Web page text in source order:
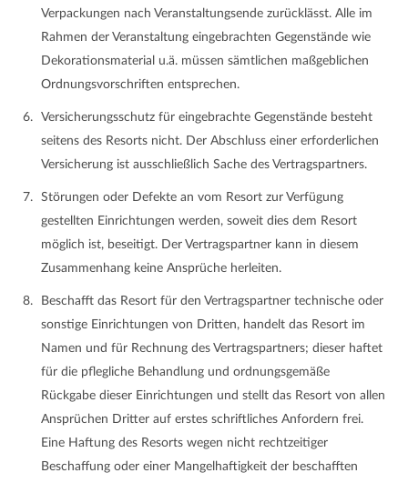
Verpackungen nach Veranstaltungsende zurücklässt. Alle im
Rahmen der Veranstaltung eingebrachten Gegenstände wie
Dekorationsmaterial u.ä. müssen sämtlichen maßgeblichen
Ordnungsvorschriften entsprechen.
Versicherungsschutz für eingebrachte Gegenstände besteht
seitens des Resorts nicht. Der Abschluss einer erforderlichen
Versicherung ist ausschließlich Sache des Vertragspartners.
Störungen oder Defekte an vom Resort zur Verfügung
gestellten Einrichtungen werden, soweit dies dem Resort
möglich ist, beseitigt. Der Vertragspartner kann in diesem
Zusammenhang keine Ansprüche herleiten.
Beschafft das Resort für den Vertragspartner technische oder
sonstige Einrichtungen von Dritten, handelt das Resort im
Namen und für Rechnung des Vertragspartners; dieser haftet
für die pflegliche Behandlung und ordnungsgemäße
Rückgabe dieser Einrichtungen und stellt das Resort von allen
Ansprüchen Dritter auf erstes schriftliches Anfordern frei.
Eine Haftung des Resorts wegen nicht rechtzeitiger
Beschaffung oder einer Mangelhaftigkeit der beschafften